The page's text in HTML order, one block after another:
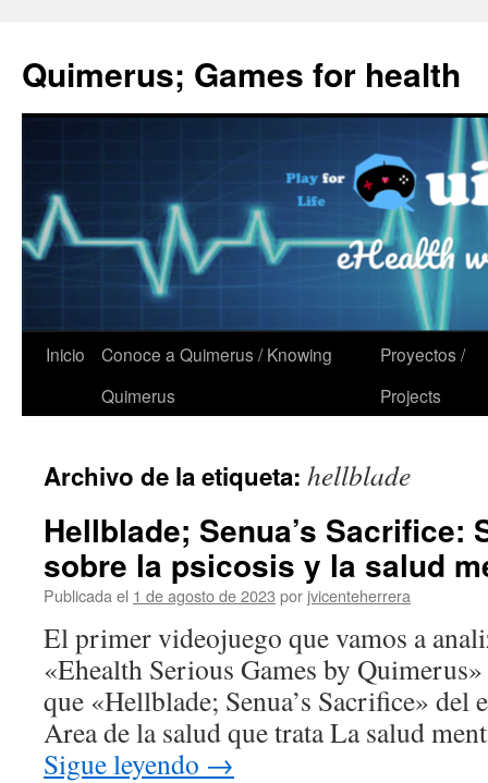
Quimerus; Games for health
Saltar
Inicio
Conoce a Quimerus / Knowing
Quimerus
Proyectos /
Projects
Archivo de la etiqueta: hellblade
Hellblade; Senua’s Sacrifice:
sobre la psicosis y la salud
Publicada el 1 de agosto de 2023 por jvicenteherrera
El primer videojuego que vamos a
«Ehealth Serious Games by
que «Hellblade; Senua’s Sacrifice»
Area de la salud que trata La salud
Sigue leyendo →